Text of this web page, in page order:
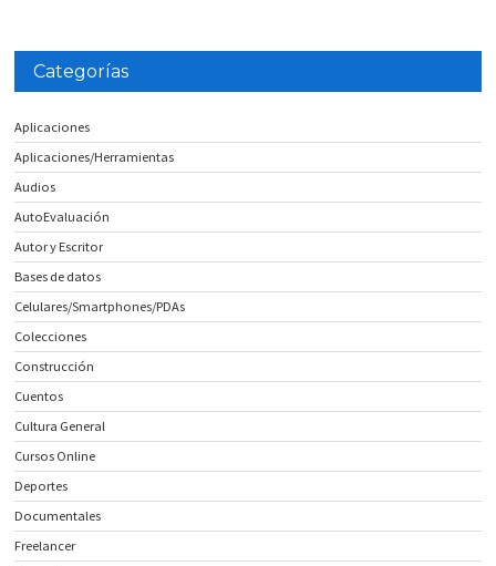
Categorías
Aplicaciones
Aplicaciones/Herramientas
Audios
AutoEvaluación
Autor y Escritor
Bases de datos
Celulares/Smartphones/PDAs
Colecciones
Construcción
Cuentos
Cultura General
Cursos Online
Deportes
Documentales
Freelancer